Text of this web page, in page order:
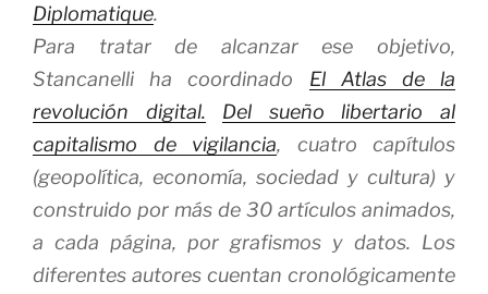
Diplomatique.
Para tratar de alcanzar ese objetivo,
Stancanelli ha coordinado El Atlas de la
revolución digital.
Del sueño libertario al
capitalismo de vigilancia, cuatro capítulos
(geopolítica, economía, sociedad y cultura) y
construido por más de 30 artículos animados,
a cada página, por grafismos y datos. Los
diferentes autores cuentan cronológicamente